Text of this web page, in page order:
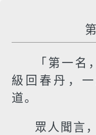
「第一
級回春丹，
道。
眾人聞言